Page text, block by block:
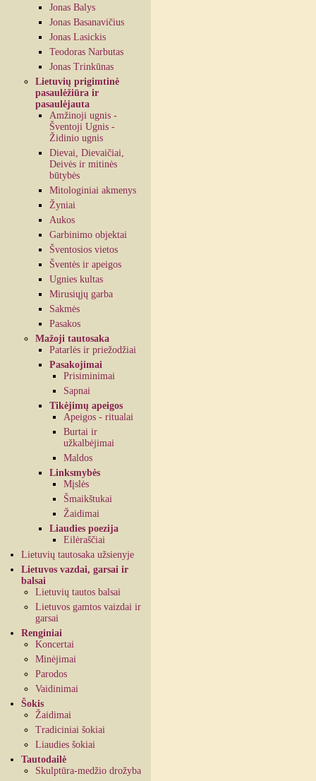
Jonas Balys
Jonas Basanavičius
Jonas Lasickis
Teodoras Narbutas
Jonas Trinkūnas
Lietuvių prigimtinė
pasaulėžiūra ir
pasaulėjauta
Amžinoji ugnis -
Šventoji Ugnis -
Židinio ugnis
Dievai, Dievaičiai,
Deivės ir mitinės
būtybės
Mitologiniai akmenys
Žyniai
Aukos
Garbinimo objektai
Šventosios vietos
Šventės ir apeigos
Ugnies kultas
Mirusiųjų garba
Sakmės
Pasakos
Mažoji tautosaka
Patarlės ir priežodžiai
Pasakojimai
Prisiminimai
Sapnai
Tikėjimų apeigos
Apeigos - ritualai
Burtai ir
užkalbėjimai
Maldos
Linksmybės
Mįslės
Šmaikštukai
Žaidimai
Liaudies poezija
Eilėraščiai
Lietuvių tautosaka užsienyje
Lietuvos vazdai, garsai ir
balsai
Lietuvių tautos balsai
Lietuvos gamtos vaizdai ir
garsai
Renginiai
Koncertai
Minėjimai
Parodos
Vaidinimai
Šokis
Žaidimai
Tradiciniai šokiai
Liaudies šokiai
Tautodailė
Skulptūra-medžio drožyba